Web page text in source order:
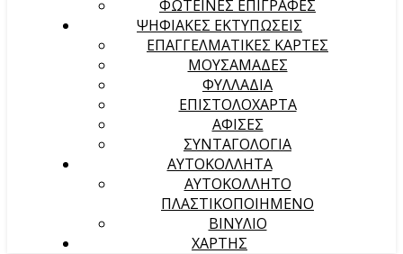
ΦΩΤΕΙΝΕΣ ΕΠΙΓΡΑΦΕΣ
ΨΗΦΙΑΚΕΣ ΕΚΤΥΠΩΣΕΙΣ
ΕΠΑΓΓΕΛΜΑΤΙΚΕΣ ΚΑΡΤΕΣ
ΜΟΥΣΑΜΑΔΕΣ
ΦΥΛΛΑΔΙΑ
ΕΠΙΣΤΟΛΟΧΑΡΤΑ
ΑΦΙΣΕΣ
ΣΥΝΤΑΓΟΛΟΓΙΑ
ΑΥΤΟΚΟΛΛΗΤΑ
ΑΥΤΟΚΟΛΛΗΤΟ
ΠΛΑΣΤΙΚΟΠΟΙΗΜΕΝΟ
ΒΙΝΥΛΙΟ
ΧΑΡΤΗΣ